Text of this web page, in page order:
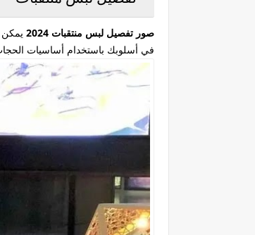
صور تفصيل لبس منتقبات 2024
يمكن
في أسلوبك باستخدام أساسيات